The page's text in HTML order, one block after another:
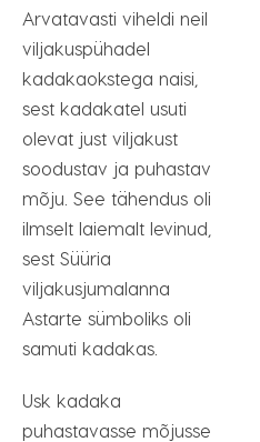
Arvatavasti viheldi neil
viljakuspühadel
kadakaokstega naisi,
sest kadakatel usuti
olevat just viljakust
soodustav ja puhastav
mõju. See tähendus oli
ilmselt laiemalt levinud,
sest Süüria
viljakusjumalanna
Astarte sümboliks oli
samuti kadakas.
Usk kadaka
puhastavasse mõjusse